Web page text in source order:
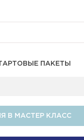
ПАКЕТЫ
В МАСТЕР КЛАСС